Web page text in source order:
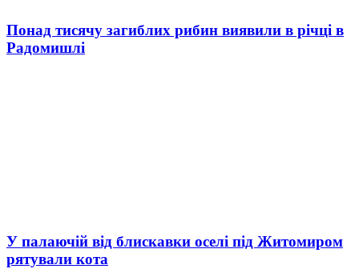
Понад тисячу загиблих рибин виявили в річці в
Радомишлі
У палаючій від блискавки оселі під Житомиром
рятували кота